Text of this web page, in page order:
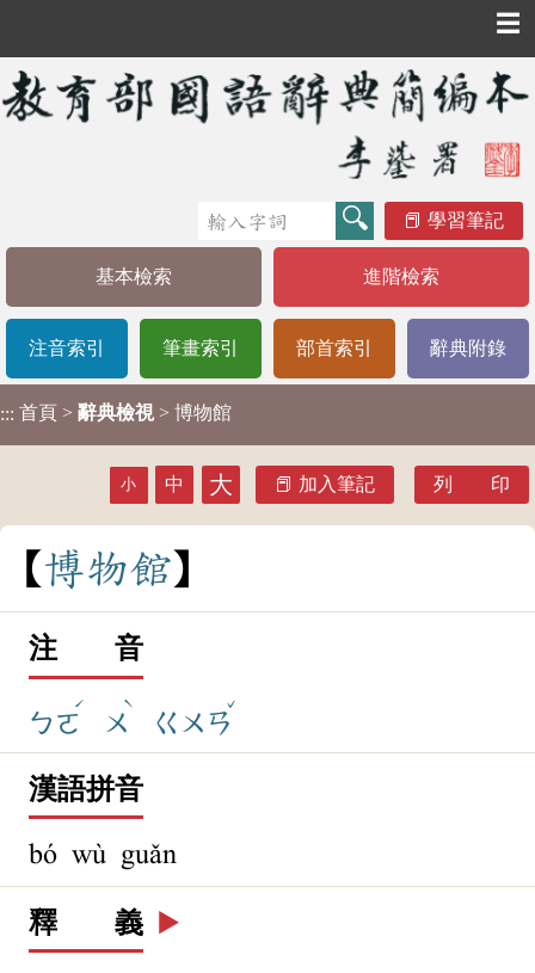
☰
學習筆記
基本檢索 進階檢索
注音索引 筆畫索引 部首索引 辭典附錄
::: 首頁 > 辭典檢視 > 博物館
小 中 大 加入筆記 列 印
博物館
注 音
ㄅㄛ
ˊ
ㄨ
ˋ
ㄍㄨㄢ
ˇ
漢語拼音
bó wù guǎn
釋 義 ▶️